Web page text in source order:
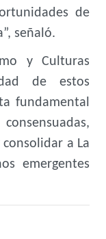
de
señaló.
y Culturas
de estos
fundamental
a La
emergentes